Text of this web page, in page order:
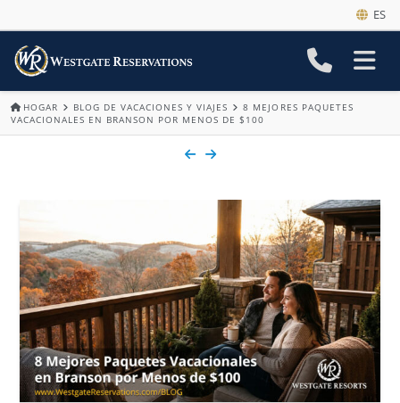
ES
HOGAR BLOG DE VACACIONES Y VIAJES
8 MEJORES PAQUETES
VACACIONALES EN BRANSON POR MENOS DE $100